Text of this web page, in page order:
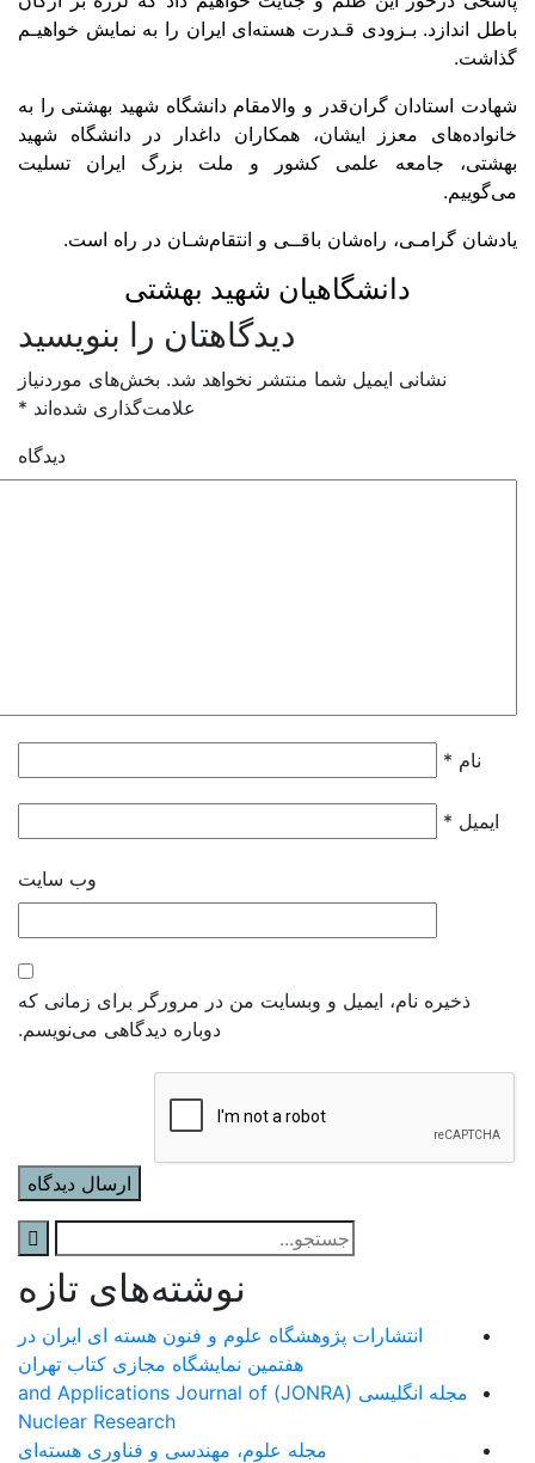
اندازد. بـزودی قـدرت هسته‌ای ایران را به نمایش خواهیـم
استادان گران‌قدر و والامقام دانشگاه شهید بهشتی را به
معزز ایشان، همکاران داغدار در دانشگاه شهید
جامعه علمی کشور و ملت بزرگ ایران تسلیت
گرامـی، راه‌شان باقــی و انتقام‌شـان در راه است.​​​​​​​
​​​​​​​دانشگاهیان شهید بهشتی
دیدگاهتان را بنویسید
نشانی ایمیل شما منتشر نخواهد شد. بخش‌های موردنیاز
علامت‌گذاری شده‌اند*
دیدگاه
*
ایمیل*
وب‌ سایت
ذخیره نام، ایمیل و وبسایت من در مرورگر برای زمانی که
دوباره دیدگاهی می‌نویسم.
نوشته‌های تازه
انتشارات پژوهشگاه علوم و فنون هسته ای ایران در
هفتمین نمایشگاه مجازی کتاب تهران
مجله انگلیسی (JONRA) and Applications Journal of
Nuclear Research
مجله علوم، مهندسی و فناوری هسته‌ای